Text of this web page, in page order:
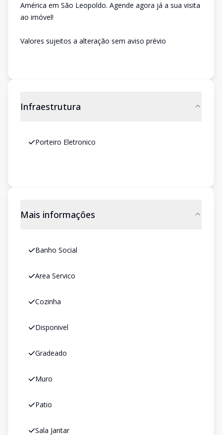
América em São Leopoldo. Agende agora já a sua visita
ao imóvel!
Valores sujeitos a alteração sem aviso prévio
Infraestrutura
Porteiro Eletronico
Mais informações
Banho Social
Area Servico
Cozinha
Disponivel
Gradeado
Muro
Patio
Sala Jantar